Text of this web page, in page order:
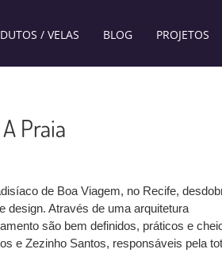
/ VELAS BLOG PROJETOS
Praia
de Boa Viagem, no Recife,
design. Através de uma arquitetura
são bem definidos, práticos e
e Zezinho Santos, responsáveis pela